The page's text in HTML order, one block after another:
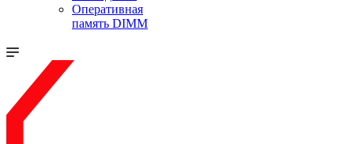
Оперативная
память DIMM